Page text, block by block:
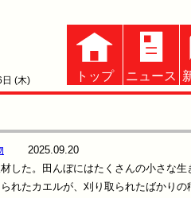
(木) トップ ニュース
2025.09.20
した。田んぼにはたくさんの小さな生
れたカエルが、刈り取られたばかりの